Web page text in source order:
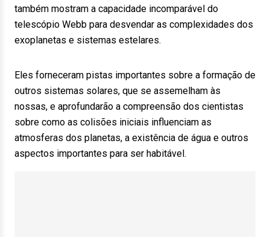
também mostram a capacidade incomparável do
telescópio Webb para desvendar as complexidades dos
exoplanetas e sistemas estelares.
Eles forneceram pistas importantes sobre a formação de
outros sistemas solares, que se assemelham às
nossas, e aprofundarão a compreensão dos cientistas
sobre como as colisões iniciais influenciam as
atmosferas dos planetas, a existência de água e outros
aspectos importantes para ser habitável.